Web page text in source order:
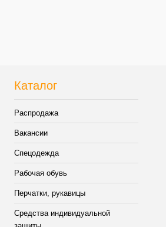
Каталог
Распродажа
Вакансии
Спецодежда
Рабочая обувь
Перчатки, рукавицы
Средства индивидуальной